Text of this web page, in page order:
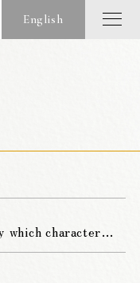
English
Enjoy the high-quality hospitality which characterizes Kanazawa at an affordable price!